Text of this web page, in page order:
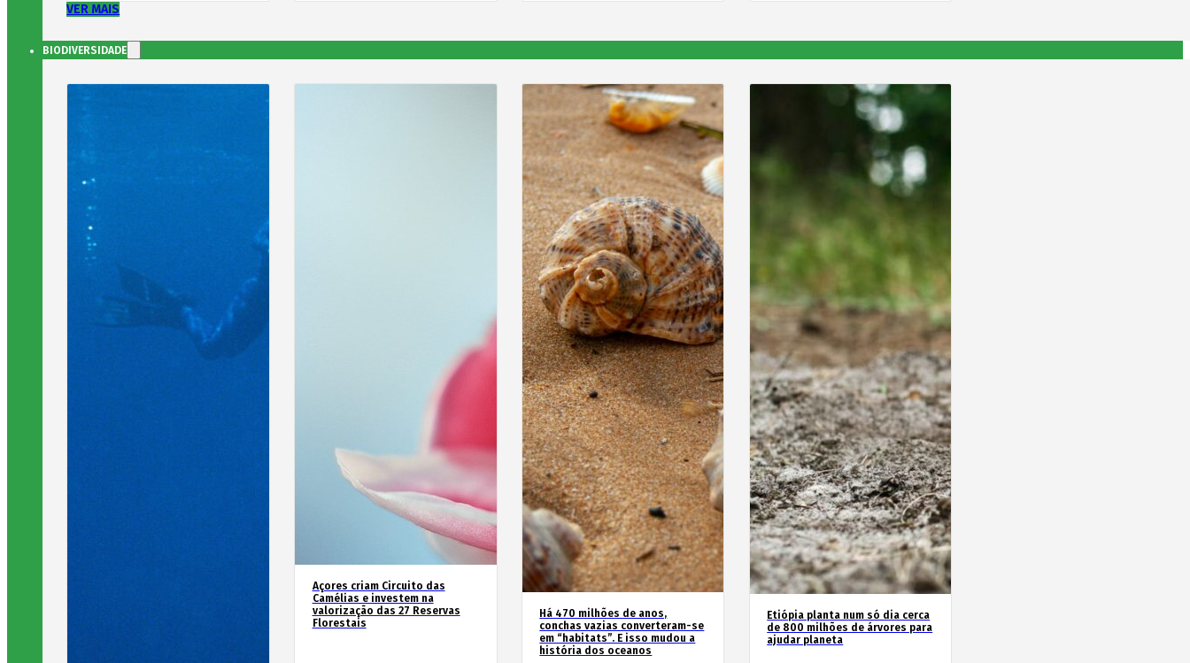
VER MAIS
BIODIVERSIDADE
Açores criam Circuito das
Camélias e investem na
valorização das 27 Reservas
Florestais
Há 470 milhões de anos,
conchas vazias converteram-se
em “habitats”. E isso mudou a
história dos oceanos
Etiópia planta num só dia cerca
de 800 milhões de árvores para
ajudar planeta